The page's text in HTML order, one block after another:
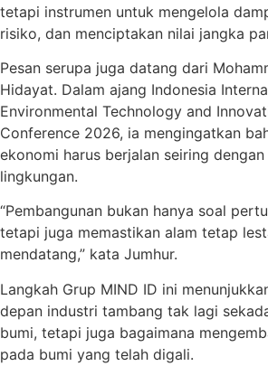
tetapi instrumen untuk mengelola
risiko, dan menciptakan nilai jangka
Pesan serupa juga datang dari
Hidayat. Dalam ajang Indonesia
Environmental Technology and
Conference 2026, ia mengingatkan
ekonomi harus berjalan seiring
lingkungan.
“Pembangunan bukan hanya soal
tetapi juga memastikan alam tetap
mendatang,” kata Jumhur.
Langkah Grup MIND ID ini
depan industri tambang tak lagi
bumi, tetapi juga bagaimana
pada bumi yang telah digali.